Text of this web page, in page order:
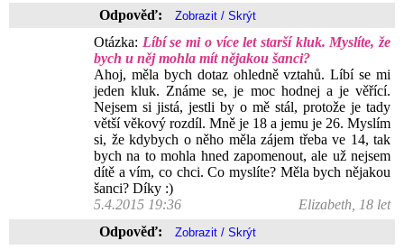
Odpověď:
Otázka: Líbí se mi o více let starší kluk. Myslíte, že
bych u něj mohla mít nějakou šanci?
Ahoj, měla bych dotaz ohledně vztahů. Líbí se mi
jeden kluk. Známe se, je moc hodnej a je věřící.
Nejsem si jistá, jestli by o mě stál, protože je tady
větší věkový rozdíl. Mně je 18 a jemu je 26. Myslím
si, že kdybych o něho měla zájem třeba ve 14, tak
bych na to mohla hned zapomenout, ale už nejsem
dítě a vím, co chci. Co myslíte? Měla bych nějakou
šanci? Díky :)
5.4.2015 19:36
Elizabeth, 18 let
Odpověď: